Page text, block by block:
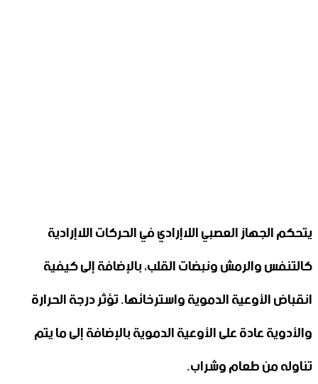
يتحكم الجهاز العصبي اللاإرادي في الحركات اللاإرادية
كالتنفس والرمش ونبضات القلب، بالإضافة إلى كيفية
انقباض الأوعية الدموية واسترخائها. تؤثر درجة الحرارة
والأدوية عادة على الأوعية الدموية بالإضافة إلى ما يتم
تناوله من طعام وشراب.